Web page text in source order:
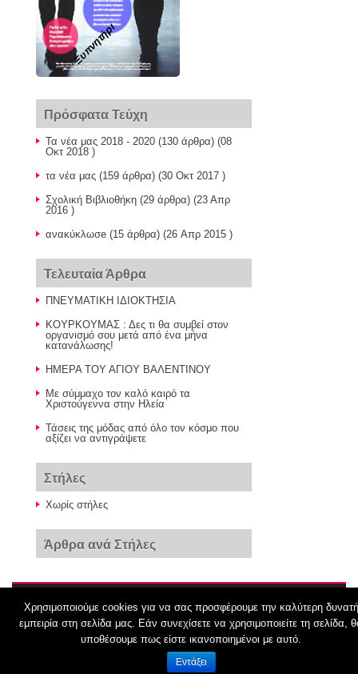
Ξυπνητήρι
Πρόσφατα Τεύχη
Τα νέα μας 2018 - 2020 (130 άρθρα) (08
Οκτ 2018 )
τα νέα μας (159 άρθρα) (30 Οκτ 2017 )
Σχολική Βιβλιοθήκη (29 άρθρα) (23 Απρ
2016 )
ανακύκλωσe (15 άρθρα) (26 Απρ 2015 )
Τελευταία Άρθρα
ΠΝΕΥΜΑΤΙΚΗ ΙΔΙΟΚΤΗΣΙΑ
ΚΟΥΡΚΟΥΜΑΣ : Δες τι θα συμβεί στον
οργανισμό σου μετά από ένα μήνα
κατανάλωσης!
ΗΜΕΡΑ ΤΟΥ ΑΓΙΟΥ ΒΑΛΕΝΤΙΝΟΥ
Με σύμμαχο τον καλό καιρό τα
Χριστούγεννα στην Ηλεία
Τάσεις της μόδας από όλο τον κόσμο που
αξίζει να αντιγράψετε
Στήλες
Χωρίς στήλες
Άρθρα ανά Στήλες
© 2026 Ξυπνητήρι
Όροι Χρήσης schoolpress.sch.gr|Δήλωση προσβασιμότητας
Χρησιμοποιούμε cookies για να σας προσφέρουμε την καλύτερη δυνατή
εμπειρία στη σελίδα μας. Εάν συνεχίσετε να χρησιμοποιείτε τη σελίδα,
υποθέσουμε πως είστε ικανοποιημένοι με αυτό.
Εντάξει